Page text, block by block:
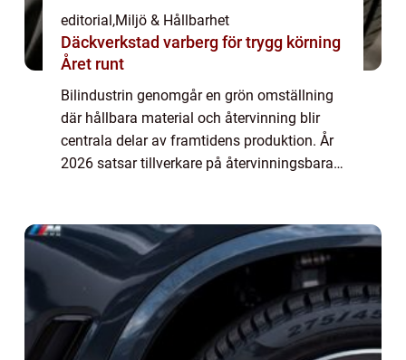
editorial ,Miljö & Hållbarhet
Däckverkstad varberg för trygg körning
Året runt
Bilindustrin genomgår en grön omställning
där hållbara material och återvinning blir
centrala delar av framtidens produktion. År
2026 satsar tillverkare på återvinningsbara